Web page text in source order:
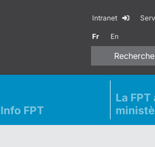
Intranet
Fr En
Recherche
Info FPT
La FPT